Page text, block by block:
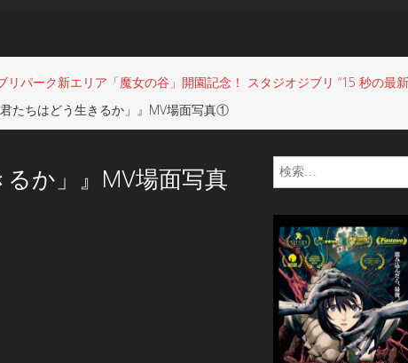
パーク新エリア「魔女の谷」開園記念！ スタジオジブリ “15 秒の最新
たちはどう生きるか」』MV場面写真①
るか」』MV場面写真